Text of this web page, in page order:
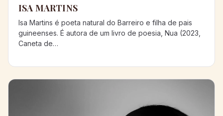
ISA MARTINS
Isa Martins é poeta natural do Barreiro e filha de pais
guineenses. É autora de um livro de poesia, Nua (2023,
Caneta de…